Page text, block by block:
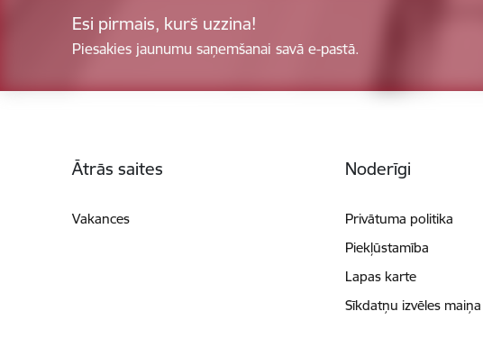
Esi pirmais, kurš uzzina!
Piesakies jaunumu saņemšanai savā e-pastā.
Ātrās saites
Vakances
Noderīgi
Privātuma politika
Piekļūstamība
Lapas karte
Sīkdatņu izvēles maiņa